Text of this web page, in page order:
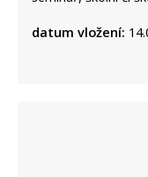
datum vložení: